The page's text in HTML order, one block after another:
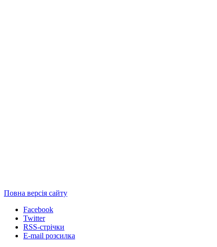
Повна версія сайту
Facebook
Twitter
RSS-стрічки
E-mail розсилка